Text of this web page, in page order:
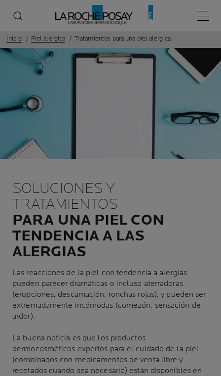
Menú
Inicio Piel alérgica Tratamientos para una piel alérgica
SOLUCIONES Y
TRATAMIENTOS
PARA UNA PIEL CON
TENDENCIA A LAS
ALERGIAS
Las reacciones de la piel con tendencia a alergias
pueden parecer dramáticas o incluso aterradoras
(erupciones, descamación, ronchas rojas), y pueden ser
extremadamente incómodas (comezón, sensación de
ardor).
La buena noticia es que los productos
dermocosméticos expertos para el cuidado de la piel
(combinados con medicamentos de venta libre y
recetados cuando sea necesario) están disponibles en